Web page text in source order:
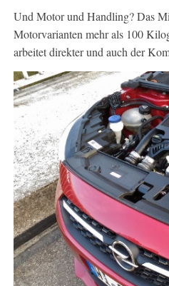
Und Motor und Handling? Das
Motorvarianten mehr als 100
arbeitet direkter und auch der